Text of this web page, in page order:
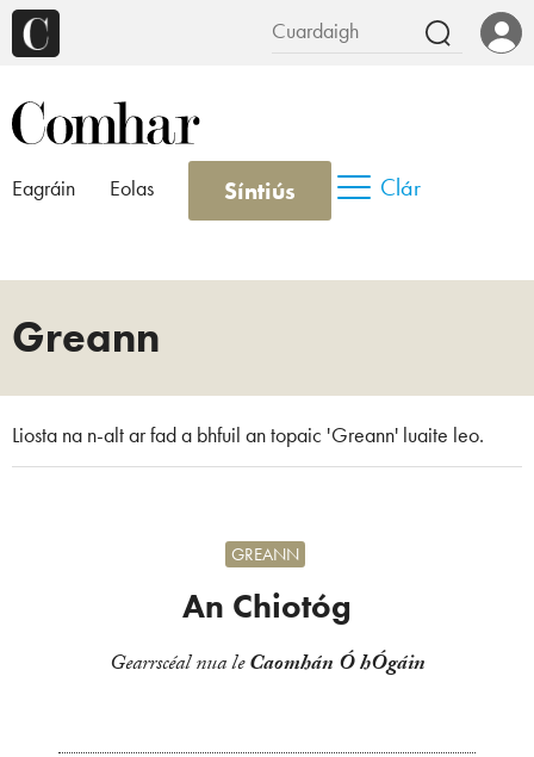
Eagráin Eolas Síntiús Clár
Greann
Liosta na n-alt ar fad a bhfuil an topaic 'Greann' luaite leo.
An Chiotóg
GREANN
Gearrscéal nua leCaomhán Ó hÓgáin